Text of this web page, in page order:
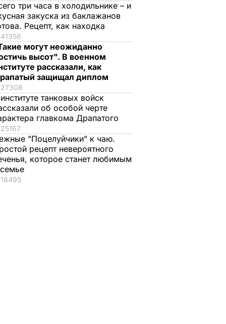
три часа в холодильнике – и
закуска из баклажанов
Рецепт, как находка
41356
могут неожиданно
высот". В военном
рассказали, как
защищал диплом
27308
танковых войск
об особой черте
главкома Драпатого
25167
"Поцелуйчики" к чаю.
рецепт невероятного
которое станет любимым
18495